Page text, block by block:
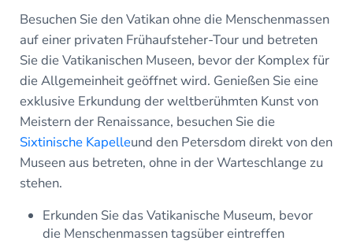
Besuchen Sie den Vatikan ohne die Menschenmassen
auf einer privaten Frühaufsteher-Tour und betreten
Sie die Vatikanischen Museen, bevor der Komplex für
die Allgemeinheit geöffnet wird. Genießen Sie eine
exklusive Erkundung der weltberühmten Kunst von
Meistern der Renaissance, besuchen Sie die
Sixtinische Kapelleund den Petersdom direkt von den
Museen aus betreten, ohne in der Warteschlange zu
stehen.
Erkunden Sie das Vatikanische Museum, bevor
die Menschenmassen tagsüber eintreffen